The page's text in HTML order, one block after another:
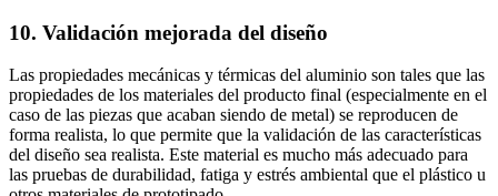
10. Validación mejorada del diseño
Las propiedades mecánicas y térmicas del aluminio son tales que las
propiedades de los materiales del producto final (especialmente en el
caso de las piezas que acaban siendo de metal) se reproducen de
forma realista, lo que permite que la validación de las características
del diseño sea realista. Este material es mucho más adecuado para
las pruebas de durabilidad, fatiga y estrés ambiental que el plástico u